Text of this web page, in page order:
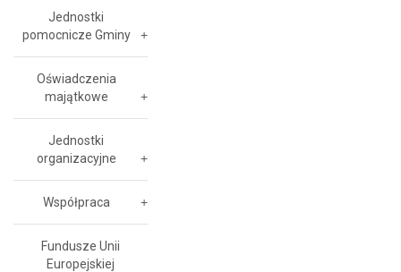
Jednostki
pomocnicze Gminy
Oświadczenia
majątkowe
Jednostki
organizacyjne
Współpraca
Fundusze Unii
Europejskiej